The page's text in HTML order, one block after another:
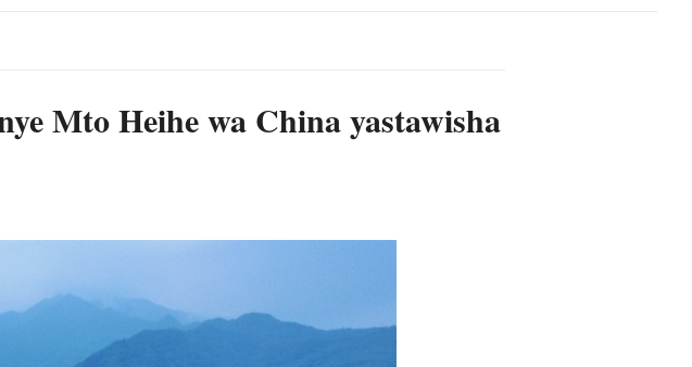
Français
한국어
Mto Heihe wa China yastawisha